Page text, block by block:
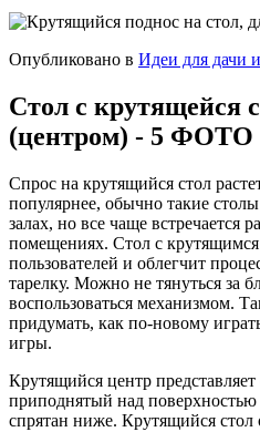
Опубликовано в Идеи для дачи
Стол с крутящейся
(центром) - 5 ФОТО
Спрос на крутящийся стол
популярнее, обычно такие
залах, но все чаще встречается
помещениях. Стол с
пользователей и облегчит
тарелку. Можно не тянуться за
воспользоваться механизмом.
придумать, как по-новому
игры.
Крутящийся центр
приподнятый над
спрятан ниже. Крутящийся стол